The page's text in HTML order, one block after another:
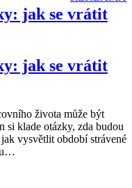
jak se vrátit
jak se vrátit
života může být
si klade otázky, zda budou
vysvětlit období strávené
…